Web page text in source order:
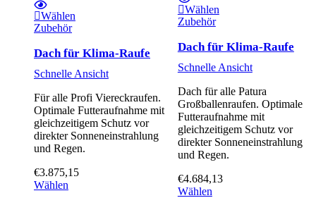
Wählen
Zubehör
Dach für Klima-Raufe
Schnelle Ansicht
Für alle Profi Viereckraufen.
Optimale Futteraufnahme mit
gleichzeitigem Schutz vor
direkter Sonneneinstrahlung
und Regen.
€3.875,15
Wählen
Wählen
Zubehör
Dach für Klima-Raufe
Schnelle Ansicht
Dach für alle Patura
Großballenraufen. Optimale
Futteraufnahme mit
gleichzeitigem Schutz vor
direkter Sonneneinstrahlung
und Regen.
€4.684,13
Wählen